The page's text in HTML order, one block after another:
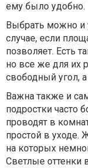
ему было удобно.
Выбрать можно и
случае, если
позволяет. Есть
но все же для их
свободный угол,
Важна также и
подростки часто
проводят в
простой в уходе.
на которых
Светлые оттенки